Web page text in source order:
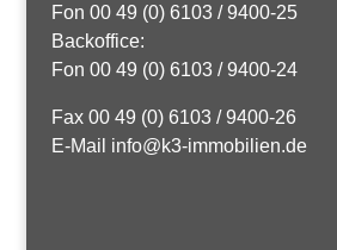
Fon 00 49 (0) 6103 / 9400-25
Backoffice:
Fon 00 49 (0) 6103 / 9400-24
Fax 00 49 (0) 6103 / 9400-26
E-Mail info@k3-immobilien.de